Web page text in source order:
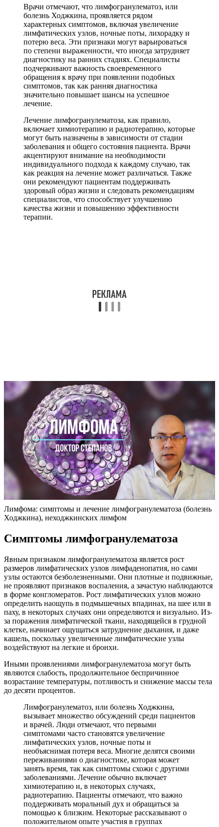
Врачи отмечают, что лимфогранулематоз, или
болезнь Ходжкина, проявляется рядом
характерных симптомов, включая увеличение
лимфатических узлов, ночные поты, лихорадку и
потерю веса. Эти признаки могут варьироваться
по степени выраженности, что иногда затрудняет
диагностику на ранних стадиях. Специалисты
подчеркивают важность своевременного
обращения к врачу при появлении подобных
симптомов, так как ранняя диагностика
значительно повышает шансы на успешное
лечение.
Лечение лимфогранулематоза, как правило,
включает химиотерапию и радиотерапию, которые
могут быть назначены в зависимости от стадии
заболевания и общего состояния пациента. Врачи
акцентируют внимание на необходимости
индивидуального подхода к каждому случаю, так
как реакция на лечение может различаться. Также
они рекомендуют пациентам поддерживать
здоровый образ жизни и следовать рекомендациям
специалистов, что способствует улучшению
качества жизни и повышению эффективности
терапии.
Лимфома: симптомы и лечение лимфогранулематоза (болезнь
Ходжкина), неходжкинских лимфом
Симптомы лимфогранулематоза
Явным признаком лимфогранулематоза является рост
размеров лимфатических узлов лимфаденопатия, но сами
узлы остаются безболезненными. Они плотные и подвижные,
не проявляют признаков воспаления, а зачастую наблюдаются
в форме конгломератов. Рост лимфатических узлов можно
определить наощупь в подмышечных впадинах, на шее или в
паху, в некоторых случаях они определяются и визуально. Из-
за поражения лимфатической ткани, находящейся в грудной
клетке, начинает ощущаться затруднение дыхания, и даже
кашель, поскольку увеличенные лимфатические узлы
воздействуют на легкие и бронхи.
Иными проявлениями лимфогранулематоза могут быть
являются слабость, продолжительное беспричинное
возрастание температуры, потливость и снижение массы тела
до десяти процентов.
Лимфогранулематоз, или болезнь Ходжкина,
вызывает множество обсуждений среди пациентов
и врачей. Люди отмечают, что первыми
симптомами часто становятся увеличение
лимфатических узлов, ночные поты и
необъяснимая потеря веса. Многие делятся своими
переживаниями о диагностике, которая может
занять время, так как симптомы схожи с другими
заболеваниями. Лечение обычно включает
химиотерапию и, в некоторых случаях,
радиотерапию. Пациенты отмечают, что важно
поддерживать моральный дух и обращаться за
помощью к близким. Некоторые рассказывают о
положительном опыте участия в группах